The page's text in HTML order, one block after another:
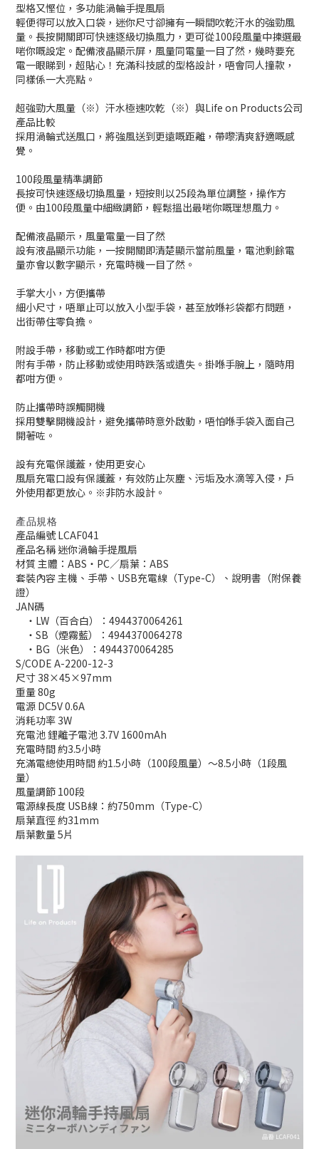
型格又慳位，多功能渦輪手提風扇
輕便得可以放入口袋，迷你尺寸卻擁有一瞬間吹乾汗水的強勁風
量。長按開關即可快速逐級切換風力，更可從100段風量中揀選最
啱你嘅設定。配備液晶顯示屏，風量同電量一目了然，幾時要充
電一眼睇到，超貼心！充滿科技感的型格設計，唔會同人撞款，
同樣係一大亮點。
超強勁大風量（※）汗水極速吹乾（※）與Life on Products公司
產品比較
採用渦輪式送風口，將強風送到更遠嘅距離，帶嚟清爽舒適嘅感
覺。
100段風量精準調節
長按可快速逐級切換風量，短按則以25段為單位調整，操作方
便。由100段風量中細緻調節，輕鬆搵出最啱你嘅理想風力。
配備液晶顯示，風量電量一目了然
設有液晶顯示功能，一按開關即清楚顯示當前風量，電池剩餘電
量亦會以數字顯示，充電時機一目了然。
手掌大小，方便攜帶
細小尺寸，唔單止可以放入小型手袋，甚至放喺衫袋都冇問題，
出街帶住零負擔。
附設手帶，移動或工作時都咁方便
附有手帶，防止移動或使用時跌落或遺失。掛喺手腕上，隨時用
都咁方便。
防止攜帶時誤觸開機
採用雙擊開機設計，避免攜帶時意外啟動，唔怕喺手袋入面自己
開著咗。
設有充電保護蓋，使用更安心
風扇充電口設有保護蓋，有效防止灰塵、污垢及水滴等入侵，戶
外使用都更放心。※非防水設計。
產品規格
產品編號 LCAF041
產品名稱 迷你渦輪手提風扇
材質 主體：ABS・PC／扇葉：ABS
套裝內容 主機、手帶、USB充電線（Type-C）、說明書（附保養
證）
JAN碼
・LW（百合白）：4944370064261
・SB（煙霧藍）：4944370064278
・BG（米色）：4944370064285
S/CODE A-2200-12-3
尺寸 38×45×97mm
重量 80g
電源 DC5V 0.6A
消耗功率 3W
充電池 鋰離子電池 3.7V 1600mAh
充電時間 約3.5小時
充滿電總使用時間 約1.5小時（100段風量）～8.5小時（1段風
量）
風量調節 100段
電源線長度 USB線：約750mm（Type-C）
扇葉直徑 約31mm
扇葉數量 5片